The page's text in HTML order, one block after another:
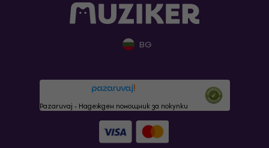
BG
Pazaruvaj - Надежден помощник за покупки